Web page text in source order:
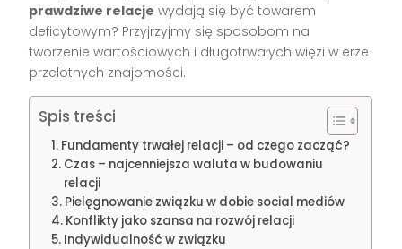
prawdziwe relacje wydają się być towarem
deficytowym? Przyjrzyjmy się sposobom na
tworzenie wartościowych i długotrwałych więzi w erze
przelotnych znajomości.
Spis treści
Fundamenty trwałej relacji – od czego zacząć?
Czas – najcenniejsza waluta w budowaniu
relacji
Pielęgnowanie związku w dobie social mediów
Konflikty jako szansa na rozwój relacji
Indywidualność w związku